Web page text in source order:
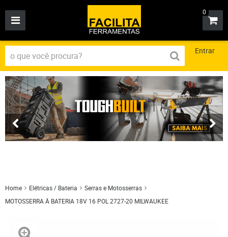
0
Entrar
Home Elétricas / Bateria
Serras e Motosserras
MOTOSSERRA À BATERIA 18V 16 POL 2727-20 MILWAUKEE